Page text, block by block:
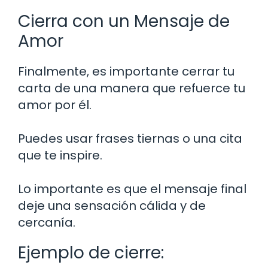
Cierra con un Mensaje de
Amor
Finalmente, es importante cerrar tu
carta de una manera que refuerce tu
amor por él.
Puedes usar frases tiernas o una cita
que te inspire.
Lo importante es que el mensaje final
deje una sensación cálida y de
cercanía.
Ejemplo de cierre: